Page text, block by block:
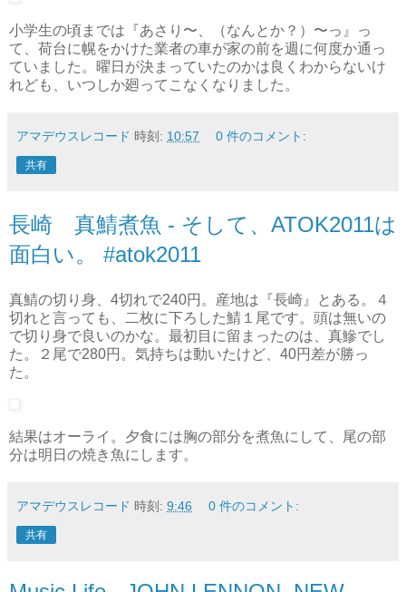
小学生の頃までは『あさり〜、（なんとか？）〜っ』っ
て、荷台に幌をかけた業者の車が家の前を週に何度か通っ
ていました。曜日が決まっていたのかは良くわからないけ
れども、いつしか廻ってこなくなりました。
アマデウスレコード 時刻: 10:57 0 件のコメント:
共有
長崎 真鯖煮魚 - そして、ATOK2011は
面白い。 #atok2011
真鯖の切り身、4切れで240円。産地は『長崎』とある。４
切れと言っても、二枚に下ろした鯖１尾です。頭は無いの
で切り身で良いのかな。最初目に留まったのは、真鰺でし
た。２尾で280円。気持ちは動いたけど、40円差が勝っ
た。
結果はオーライ。夕食には胸の部分を煮魚にして、尾の部
分は明日の焼き魚にします。
アマデウスレコード 時刻: 9:46 0 件のコメント:
共有